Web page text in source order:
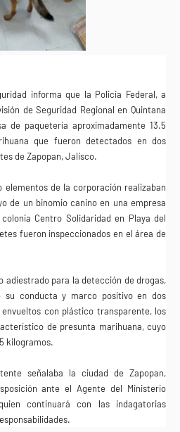
informa que la Policía Federal, a
de Seguridad Regional en Quintana
de paquetería aproximadamente 13.5
que fueron detectados en dos
de Zapopan, Jalisco.
elementos de la corporación realizaban
de un binomio canino en una empresa
Centro Solidaridad en Playa del
fueron inspeccionados en el área de
adiestrado para la detección de drogas,
su conducta y marco positivo en dos
con plástico transparente, los
de presunta marihuana, cuyo
kilogramos.
señalaba la ciudad de Zapopan,
ante el Agente del Ministerio
continuará con las indagatorias